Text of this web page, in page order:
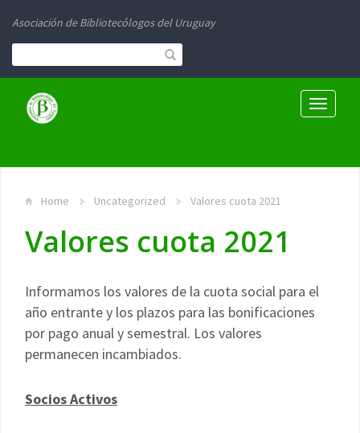
Asociación de Bibliotecólogos del Uruguay
Toggle
Home Uncategorized Valores cuota 2021
Valores cuota 2021
Informamos los valores de la cuota social para el
año entrante y los plazos para las bonificaciones
por pago anual y semestral. Los valores
permanecen incambiados.
Socios Activos